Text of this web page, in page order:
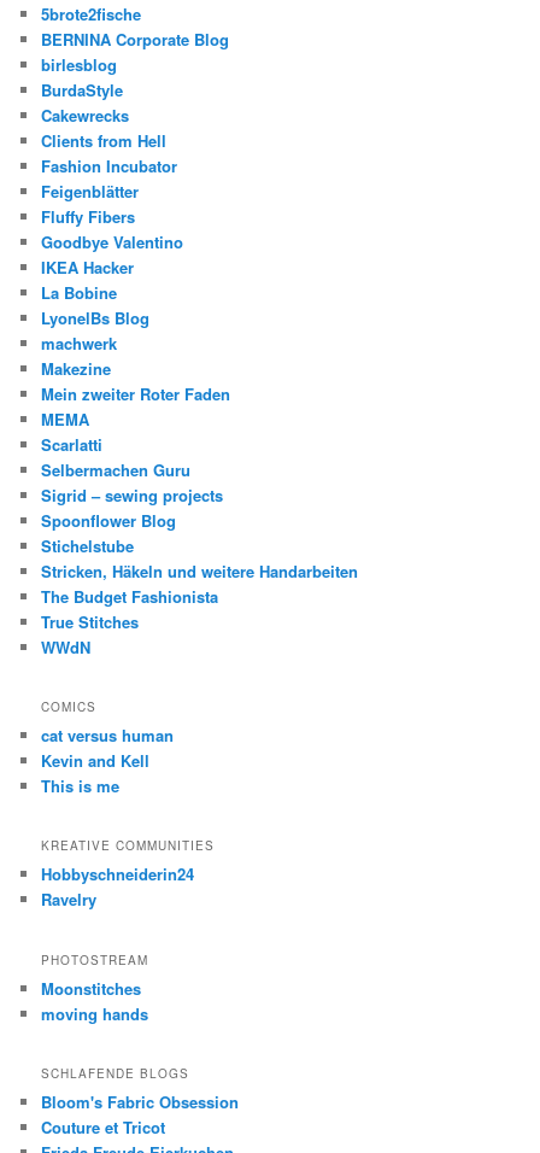
5brote2fische
BERNINA Corporate Blog
birlesblog
BurdaStyle
Cakewrecks
Clients from Hell
Fashion Incubator
Feigenblätter
Fluffy Fibers
Goodbye Valentino
IKEA Hacker
La Bobine
LyonelBs Blog
machwerk
Makezine
Mein zweiter Roter Faden
MEMA
Scarlatti
Selbermachen Guru
Sigrid – sewing projects
Spoonflower Blog
Stichelstube
Stricken, Häkeln und weitere Handarbeiten
The Budget Fashionista
True Stitches
WWdN
COMICS
cat versus human
Kevin and Kell
This is me
KREATIVE COMMUNITIES
Hobbyschneiderin24
Ravelry
PHOTOSTREAM
Moonstitches
moving hands
SCHLAFENDE BLOGS
Bloom's Fabric Obsession
Couture et Tricot